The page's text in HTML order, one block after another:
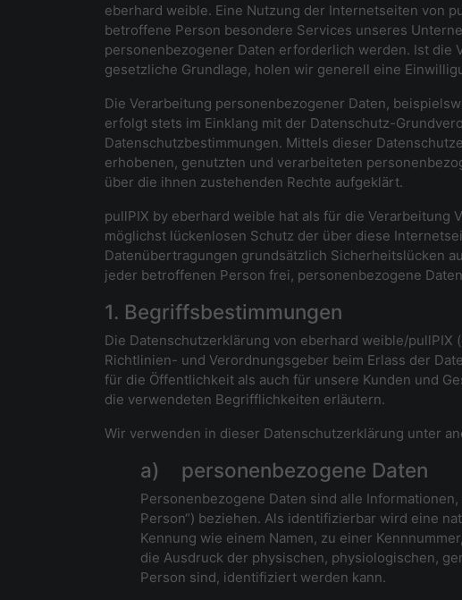
eberhard weible. Eine Nutzung der Internetseiten von
betroffene Person besondere Services unseres
personenbezogener Daten erforderlich werden. Ist
gesetzliche Grundlage, holen wir generell eine
Die Verarbeitung personenbezogener Daten,
erfolgt stets im Einklang mit der Datenschutz-
Datenschutzbestimmungen. Mittels dieser
erhobenen, genutzten und verarbeiteten
über die ihnen zustehenden Rechte aufgeklärt.
pullPIX by eberhard weible hat als für die
möglichst lückenlosen Schutz der über diese
Datenübertragungen grundsätzlich Sicherheitslücken
jeder betroffenen Person frei, personenbezogene
1. Begriffsbestimmungen
Die Datenschutzerklärung von eberhard weible/
Richtlinien- und Verordnungsgeber beim Erlass der
für die Öffentlichkeit als auch für unsere Kunden und
die verwendeten Begrifflichkeiten erläutern.
Wir verwenden in dieser Datenschutzerklärung unter
a) personenbezogene Daten
Personenbezogene Daten sind alle
Person“) beziehen. Als identifizierbar wird eine
Kennung wie einem Namen, zu einer
die Ausdruck der physischen, physiologischen,
Person sind, identifiziert werden kann.